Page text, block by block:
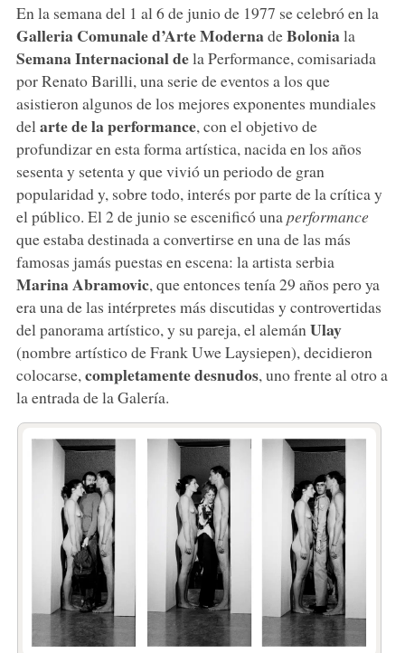
En la semana del 1 al 6 de junio de 1977 se celebró en la
Galleria Comunale d’Arte ModernadeBoloniala
Semana Internacional dela Performance, comisariada
por Renato Barilli, una serie de eventos a los que
asistieron algunos de los mejores exponentes mundiales
del arte de la performance, con el objetivo de
profundizar en esta forma artística, nacida en los años
sesenta y setenta y que vivió un periodo de gran
popularidad y, sobre todo, interés por parte de la crítica y
el público. El 2 de junio se escenificó una performance
que estaba destinada a convertirse en una de las más
famosas jamás puestas en escena: la artista serbia
Marina Abramovic, que entonces tenía 29 años pero ya
era una de las intérpretes más discutidas y controvertidas
del panorama artístico, y su pareja, el alemán Ulay
(nombre artístico de Frank Uwe Laysiepen), decidieron
colocarse, completamente desnudos, uno frente al otro a
la entrada de la Galería.